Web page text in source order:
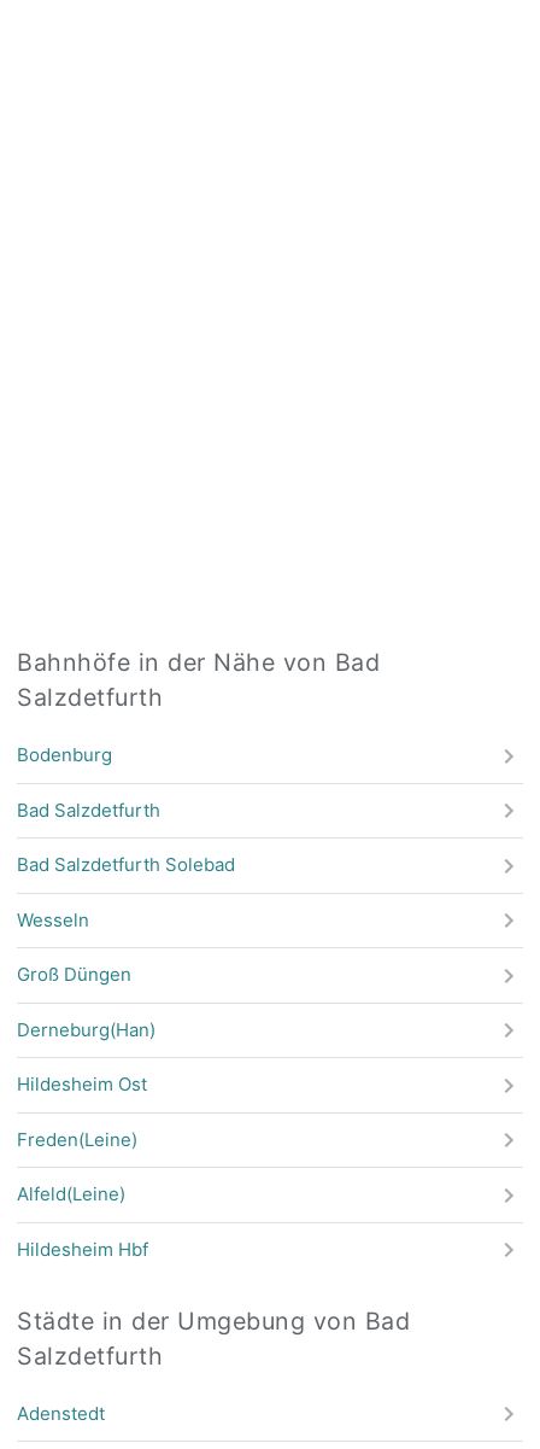
Bahnhöfe in der Nähe von Bad
Salzdetfurth
Bodenburg
Bad Salzdetfurth
Bad Salzdetfurth Solebad
Wesseln
Groß Düngen
Derneburg(Han)
Hildesheim Ost
Freden(Leine)
Alfeld(Leine)
Hildesheim Hbf
Städte in der Umgebung von Bad
Salzdetfurth
Adenstedt